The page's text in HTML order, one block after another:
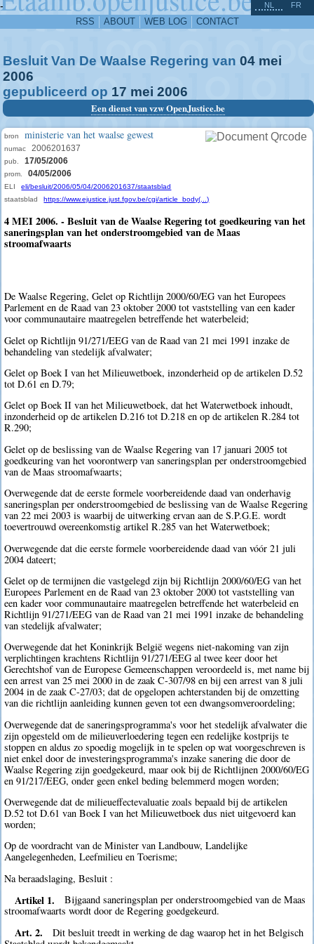
-
RSS ABOUT WEB LOG CONTACT
NL FR
Besluit Van De Waalse Regering van 04 mei
2006
gepubliceerd op 17 mei 2006
Een dienst van vzw OpenJustice.be
bron ministerie van het waalse gewest
numac 2006201637
pub. 17/05/2006
prom. 04/05/2006
ELI
eli/besluit/2006/05/04/2006201637/staatsblad
staatsblad
https://www.ejustice.just.fgov.be/cgi/article_body(...)
4 MEI 2006. - Besluit van de Waalse Regering tot goedkeuring van het
saneringsplan van het onderstroomgebied van de Maas
stroomafwaarts
De Waalse Regering, Gelet op Richtlijn 2000/60/EG van het Europees
Parlement en de Raad van 23 oktober 2000 tot vaststelling van een kader
voor communautaire maatregelen betreffende het waterbeleid;
Gelet op Richtlijn 91/271/EEG van de Raad van 21 mei 1991 inzake de
behandeling van stedelijk afvalwater;
Gelet op Boek I van het Milieuwetboek, inzonderheid op de artikelen D.52
tot D.61 en D.79;
Gelet op Boek II van het Milieuwetboek, dat het Waterwetboek inhoudt,
inzonderheid op de artikelen D.216 tot D.218 en op de artikelen R.284 tot
R.290;
Gelet op de beslissing van de Waalse Regering van 17 januari 2005 tot
goedkeuring van het voorontwerp van saneringsplan per onderstroomgebied
van de Maas stroomafwaarts;
Overwegende dat de eerste formele voorbereidende daad van onderhavig
saneringsplan per onderstroomgebied de beslissing van de Waalse Regering
van 22 mei 2003 is waarbij de uitwerking ervan aan de S.P.G.E. wordt
toevertrouwd overeenkomstig artikel R.285 van het Waterwetboek;
Overwegende dat die eerste formele voorbereidende daad van vóór 21 juli
2004 dateert;
Gelet op de termijnen die vastgelegd zijn bij Richtlijn 2000/60/EG van het
Europees Parlement en de Raad van 23 oktober 2000 tot vaststelling van
een kader voor communautaire maatregelen betreffende het waterbeleid en
Richtlijn 91/271/EEG van de Raad van 21 mei 1991 inzake de behandeling
van stedelijk afvalwater;
Overwegende dat het Koninkrijk België wegens niet-nakoming van zijn
verplichtingen krachtens Richtlijn 91/271/EEG al twee keer door het
Gerechtshof van de Europese Gemeenschappen veroordeeld is, met name bij
een arrest van 25 mei 2000 in de zaak C-307/98 en bij een arrest van 8 juli
2004 in de zaak C-27/03; dat de opgelopen achterstanden bij de omzetting
van die richtlijn aanleiding kunnen geven tot een dwangsomveroordeling;
Overwegende dat de saneringsprogramma's voor het stedelijk afvalwater die
zijn opgesteld om de milieuverloedering tegen een redelijke kostprijs te
stoppen en aldus zo spoedig mogelijk in te spelen op wat voorgeschreven is
niet enkel door de investeringsprogramma's inzake sanering die door de
Waalse Regering zijn goedgekeurd, maar ook bij de Richtlijnen 2000/60/EG
en 91/217/EEG, onder geen enkel beding belemmerd mogen worden;
Overwegende dat de milieueffectevaluatie zoals bepaald bij de artikelen
D.52 tot D.61 van Boek I van het Milieuwetboek dus niet uitgevoerd kan
worden;
Op de voordracht van de Minister van Landbouw, Landelijke
Aangelegenheden, Leefmilieu en Toerisme;
Na beraadslaging, Besluit :
Artikel 1.
Bijgaand saneringsplan per onderstroomgebied van de Maas
stroomafwaarts wordt door de Regering goedgekeurd.
Art. 2.
Dit besluit treedt in werking de dag waarop het in het Belgisch
^